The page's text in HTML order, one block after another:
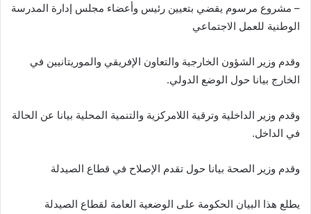
– مشروع مرسوم يقضي بتعيين رئيس وأعضاء مجلس إدارة المدرسة
الوطنية للعمل الاجتماعي
وقدم وزير الشؤون الخارجية والتعاون الإفريقي والموريتانيين في
الخارج بيانا حول الوضع الدولي.
وقدم وزير الداخلية وترقية اللامركزية والتنمية المحلية بيانا عن الحالة
في الداخل.
وقدم وزير الصحة بيانا حول تقدم الإصلاح في قطاع الصيدلة
يطلع هذا البيان الحكومة على الوضعية العامة لقطاع الصيدلة